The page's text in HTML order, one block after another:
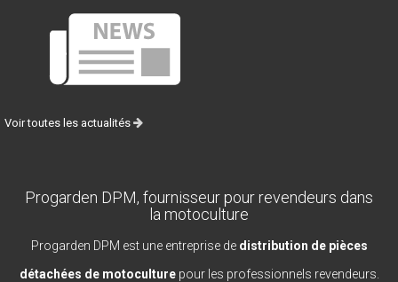
Voir toutes les actualités
Progarden DPM, fournisseur pour revendeurs dans
la motoculture
Progarden DPM est une entreprise de distribution de pièces
détachées de motoculturepour les professionnels revendeurs.